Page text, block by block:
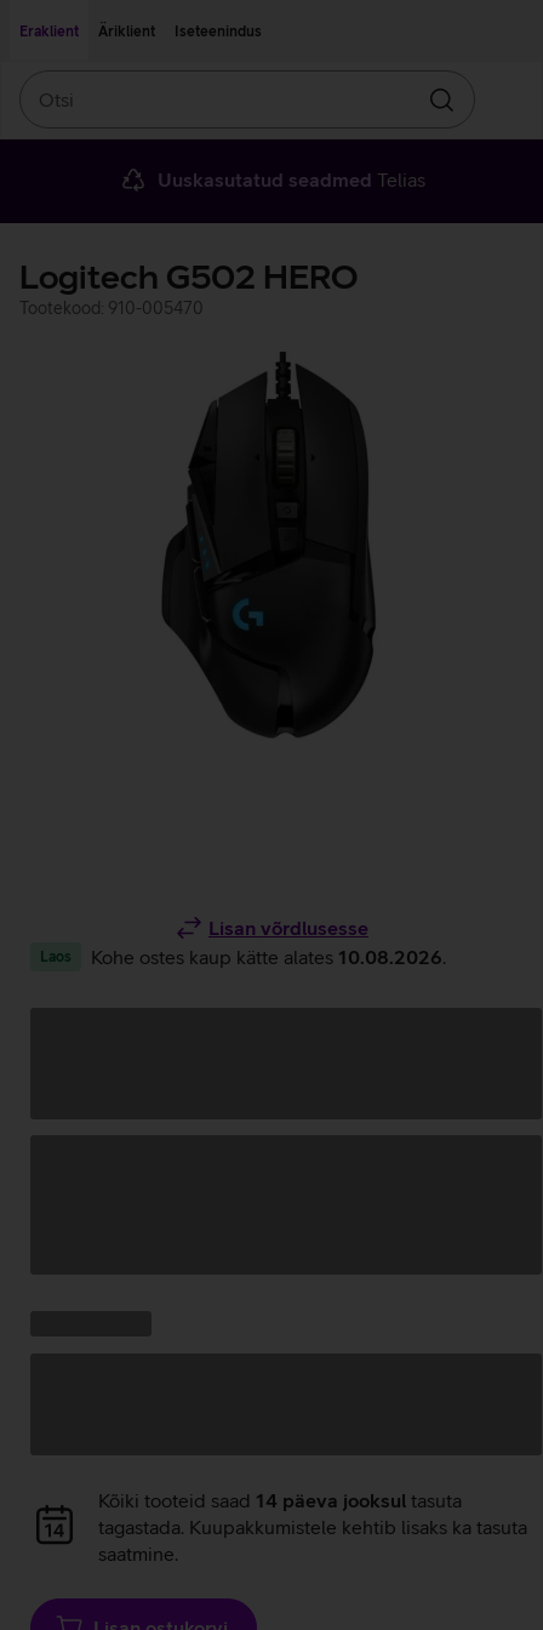
Eraklient
Äriklient Iseteenindus
Otsin
Uuskasutatud seadmed Telias
Logitech G502 HERO
Tootekood: 910-005470
Lisan võrdlusesse
Laos Kohe ostes kaup kätte alates 10.08.2026
Andmete
laadimine
Kõiki tooteid saad 14 päeva jooksul tasuta
tagastada. Kuupakkumistele kehtib lisaks ka tasuta
saatmine.